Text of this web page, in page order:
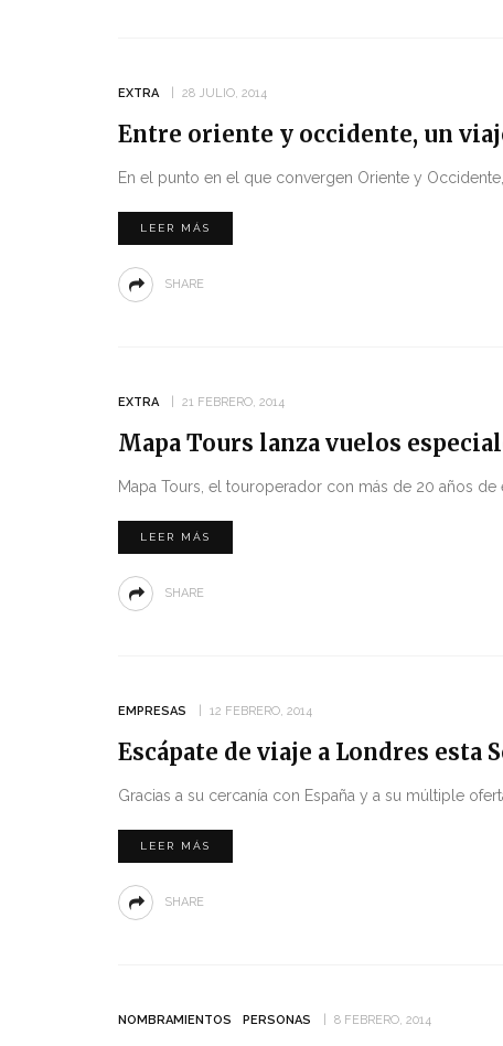
EXTRA 28 JULIO, 2014
Entre oriente y occidente, un
En el punto en el que convergen Oriente y
LEER MÁS
SHARE
EXTRA 21 FEBRERO, 2014
Mapa Tours lanza vuelos
Mapa Tours, el touroperador con más de 20 años de
LEER MÁS
SHARE
EMPRESAS 12 FEBRERO, 2014
Escápate de viaje a Londres esta
Gracias a su cercanía con España y a su múltiple
LEER MÁS
SHARE
NOMBRAMIENTOS PERSONAS 8 FEBRERO, 2014